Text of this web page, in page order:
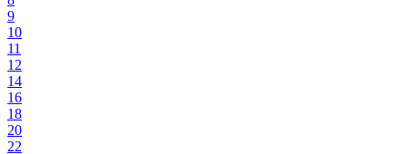
9
10
11
12
14
16
18
20
22